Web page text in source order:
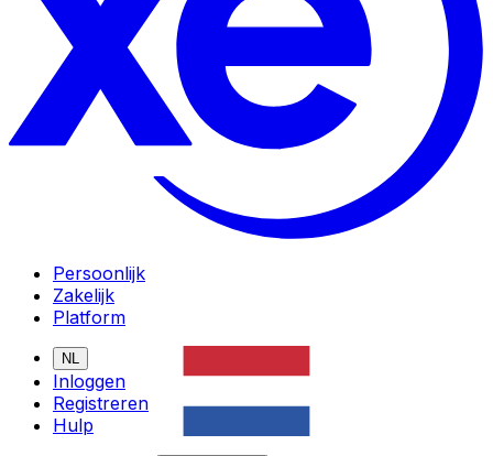
Persoonlijk
Zakelijk
Platform
NL
Inloggen
Registreren
Hulp